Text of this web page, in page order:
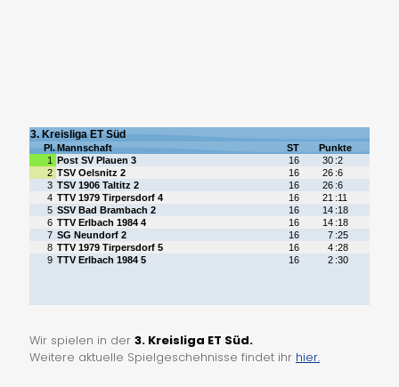
Wir spielen in der 3. Kreisliga ET Süd.
Weitere aktuelle Spielgeschehnisse findet ihr hier.